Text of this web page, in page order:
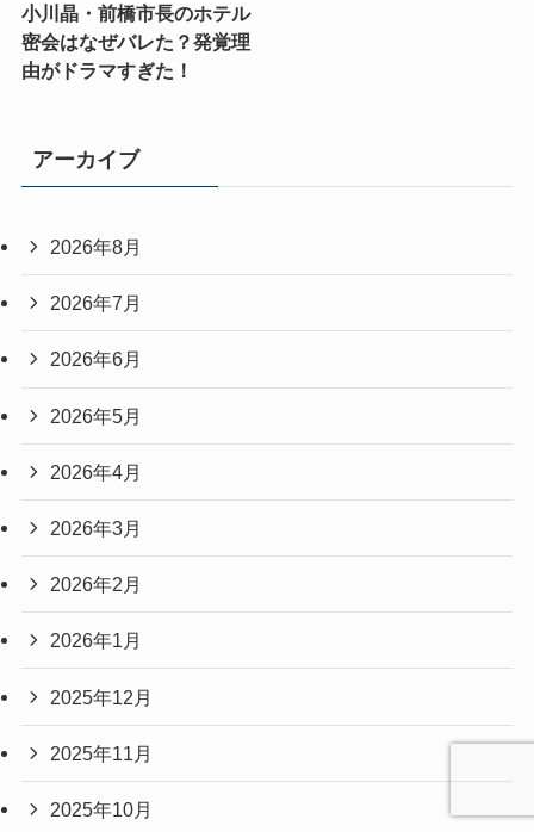
小川晶・前橋市長のホテル
密会はなぜバレた？発覚理
由がドラマすぎた！
アーカイブ
2026年8月
2026年7月
2026年6月
2026年5月
2026年4月
2026年3月
2026年2月
2026年1月
2025年12月
2025年11月
2025年10月